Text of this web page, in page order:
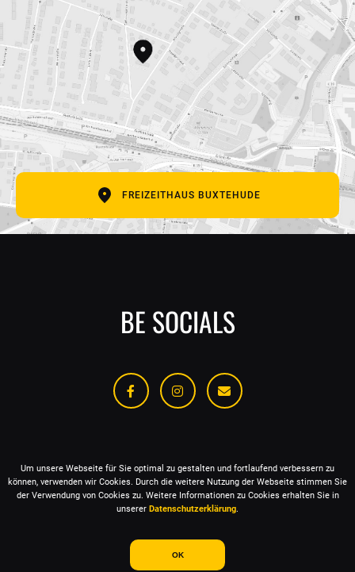
Um unsere Webseite für Sie optimal zu gestalten und fortlaufend verbessern zu
können, verwenden wir Cookies. Durch die weitere Nutzung der Webseite stimmen Sie
der Verwendung von Cookies zu. Weitere Informationen zu Cookies erhalten Sie in
unserer Datenschutzerklärung.
OK
E-Mail Adresse
Betreff
FREIZEITHAUS BUXTEHUDE
BE SOCIALS
IMPRESSUM DATENSCHUTZ